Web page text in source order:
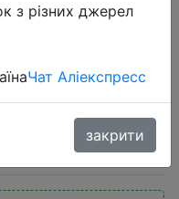
5000 4000
Channel
з різних джерел
Чат Аліекспресс
закрити